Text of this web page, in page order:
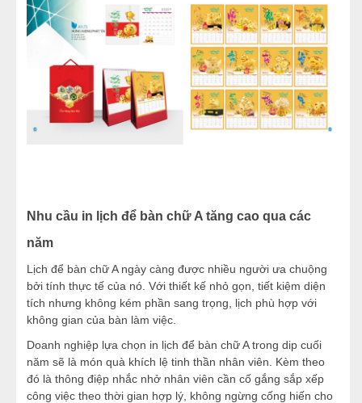
Nhu cầu in lịch để bàn chữ A tăng cao qua các
năm
Lịch để bàn chữ A ngày càng được nhiều người ưa chuộng
bởi tính thực tế của nó. Với thiết kế nhỏ gọn, tiết kiệm diện
tích nhưng không kém phần sang trọng, lịch phù hợp với
không gian của bàn làm việc.
Doanh nghiệp lựa chọn in lịch để bàn chữ A trong dip cuối
năm sẽ là món quà khích lệ tinh thần nhân viên. Kèm theo
đó là thông điệp nhắc nhở nhân viên cần cố gắng sắp xếp
công việc theo thời gian hợp lý, không ngừng cống hiến cho